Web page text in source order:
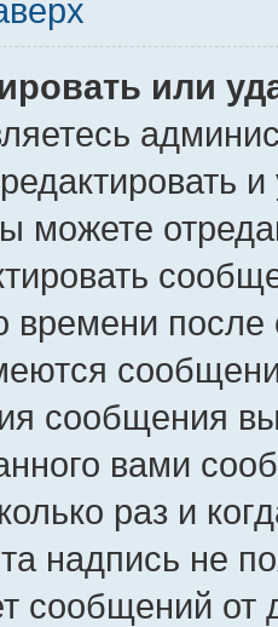
или
можете
времени
сообщения
вами
раз и
надпись не
сообщений от